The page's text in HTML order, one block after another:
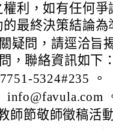
權利，如有任何
的最終決策結論為
疑問，請逕洽旨
，聯絡資訊如下
5324#235 。
info@favula.com
師節敬師徵稿活